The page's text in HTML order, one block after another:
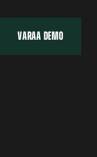
VARAA DEMO